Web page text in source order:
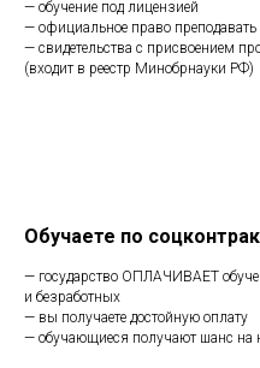
— обучение под лицензией
— официальное право преподавать
— свидетельства с присвоением
(входит в реестр Минобрнауки РФ)
Обучаете по
— государство ОПЛАЧИВАЕТ
и безработных
— вы получаете достойную оплату
— обучающиеся получают шанс